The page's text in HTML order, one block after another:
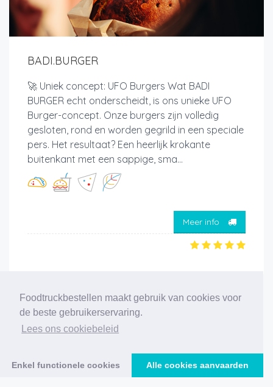
Foodtruckbestellen maakt gebruik van cookies voor
de beste gebruikerservaring.
Lees ons cookiebeleid
Enkel functionele cookies Alle cookies aanvaarden
BADI.BURGER
🚀 Uniek concept: UFO Burgers Wat BADI
BURGER echt onderscheidt, is ons unieke UFO
Burger-concept. Onze burgers zijn volledig
gesloten, rond en worden gegrild in een speciale
pers. Het resultaat? Een heerlijk krokante
buitenkant met een sappige, sma...
Meer info
‹ 1 2 3 ›
45 foodtrucks gevonden